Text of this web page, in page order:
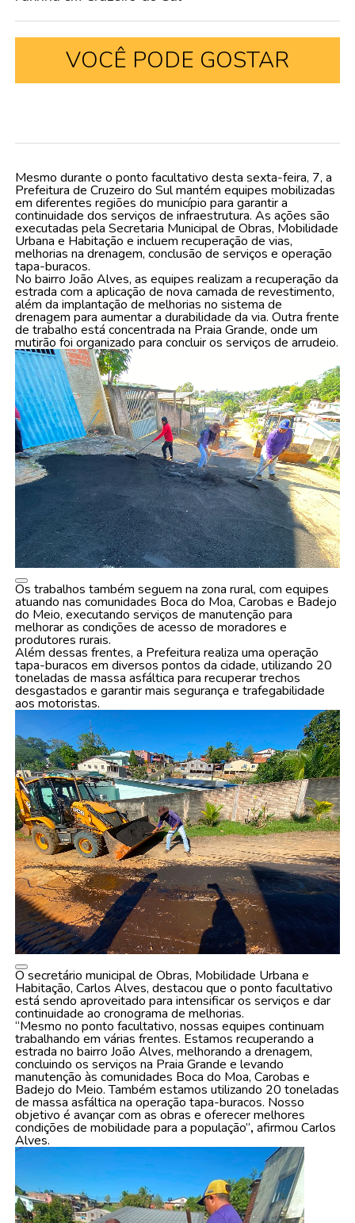
VOCÊ PODE GOSTAR
Mesmo durante o ponto facultativo desta sexta-feira, 7, a
Prefeitura de Cruzeiro do Sul mantém equipes mobilizadas
em diferentes regiões do município para garantir a
continuidade dos serviços de infraestrutura. As ações são
executadas pela Secretaria Municipal de Obras, Mobilidade
Urbana e Habitação e incluem recuperação de vias,
melhorias na drenagem, conclusão de serviços e operação
tapa-buracos.
No bairro João Alves, as equipes realizam a recuperação da
estrada com a aplicação de nova camada de revestimento,
além da implantação de melhorias no sistema de
drenagem para aumentar a durabilidade da via. Outra frente
de trabalho está concentrada na Praia Grande, onde um
mutirão foi organizado para concluir os serviços de arrudeio.
Os trabalhos também seguem na zona rural, com equipes
atuando nas comunidades Boca do Moa, Carobas e Badejo
do Meio, executando serviços de manutenção para
melhorar as condições de acesso de moradores e
produtores rurais.
Além dessas frentes, a Prefeitura realiza uma operação
tapa-buracos em diversos pontos da cidade, utilizando 20
toneladas de massa asfáltica para recuperar trechos
desgastados e garantir mais segurança e trafegabilidade
aos motoristas.
O secretário municipal de Obras, Mobilidade Urbana e
Habitação, Carlos Alves, destacou que o ponto facultativo
está sendo aproveitado para intensificar os serviços e dar
continuidade ao cronograma de melhorias.
“Mesmo no ponto facultativo, nossas equipes continuam
trabalhando em várias frentes. Estamos recuperando a
estrada no bairro João Alves, melhorando a drenagem,
concluindo os serviços na Praia Grande e levando
manutenção às comunidades Boca do Moa, Carobas e
Badejo do Meio. Também estamos utilizando 20 toneladas
de massa asfáltica na operação tapa-buracos. Nosso
objetivo é avançar com as obras e oferecer melhores
condições de mobilidade para a população”, afirmou Carlos
Alves.